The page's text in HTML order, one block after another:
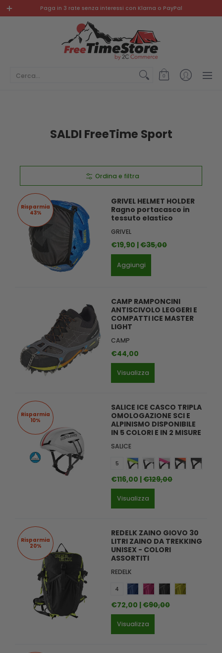
NUOVI ARRIVI ABBIGLIAMENTO E SCARPE
Paga in 3 rate senza interessi con Klarna o PayPal
Cerca...
0
SALDI FreeTime Sport
Ordina e filtra
Risparmia
43%
GRIVEL HELMET HOLDER
Ragno portacasco in
tessuto elastico
GRIVEL
€19,90 |€35,00
Aggiungi
CAMP RAMPONCINI
ANTISCIVOLO LEGGERI E
COMPATTI ICE MASTER
LIGHT
CAMP
€44,00
Visualizza
Risparmia
10%
SALICE ICE CASCO TRIPLA
OMOLOGAZIONE SCI E
ALPINISMO DISPONIBILE
IN 5 COLORI E IN 2 MISURE
SALICE
5
€116,00 |€129,00
Visualizza
Risparmia
20%
REDELK ZAINO GIOVO 30
LITRI ZAINO DA TREKKING
UNISEX - COLORI
ASSORTITI
REDELK
4
€72,00 |€90,00
Visualizza